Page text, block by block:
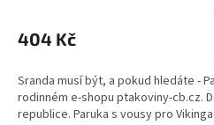
404 Kč
Sranda musí být, a pokud hledáte -
rodinném e-shopu ptakoviny-cb.cz.
republice. Paruka s vousy pro